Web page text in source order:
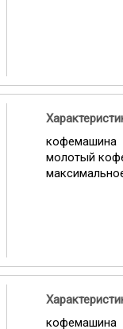
кофемашина
молотый
кофемашина